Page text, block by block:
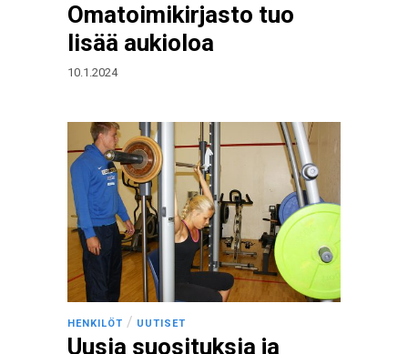
Omatoimikirjasto tuo
lisää aukioloa
10.1.2024
HENKILÖT / UUTISET
Uusia suosituksia ja